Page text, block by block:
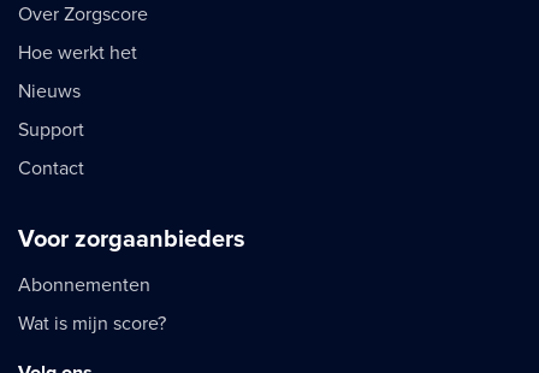
Over Zorgscore
Hoe werkt het
Nieuws
Support
Contact
Voor zorgaanbieders
Abonnementen
Wat is mijn score?